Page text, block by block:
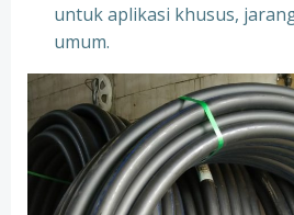
untuk aplikasi khusus,
umum.